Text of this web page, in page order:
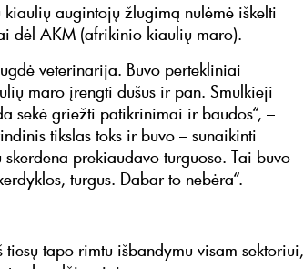
augintojų žlugimą nulėmė iškelti
dėl AKM (afrikinio kiaulių maro).
veterinarija. Buvo pertekliniai
maro įrengti dušus ir pan. Smulkieji
sekė griežti patikrinimai ir baudos“, –
tikslas toks ir buvo – sunaikinti
prekiaudavo turguose. Tai buvo
turgus. Dabar to nebėra“.
tapo rimtu išbandymu visam sektoriui,